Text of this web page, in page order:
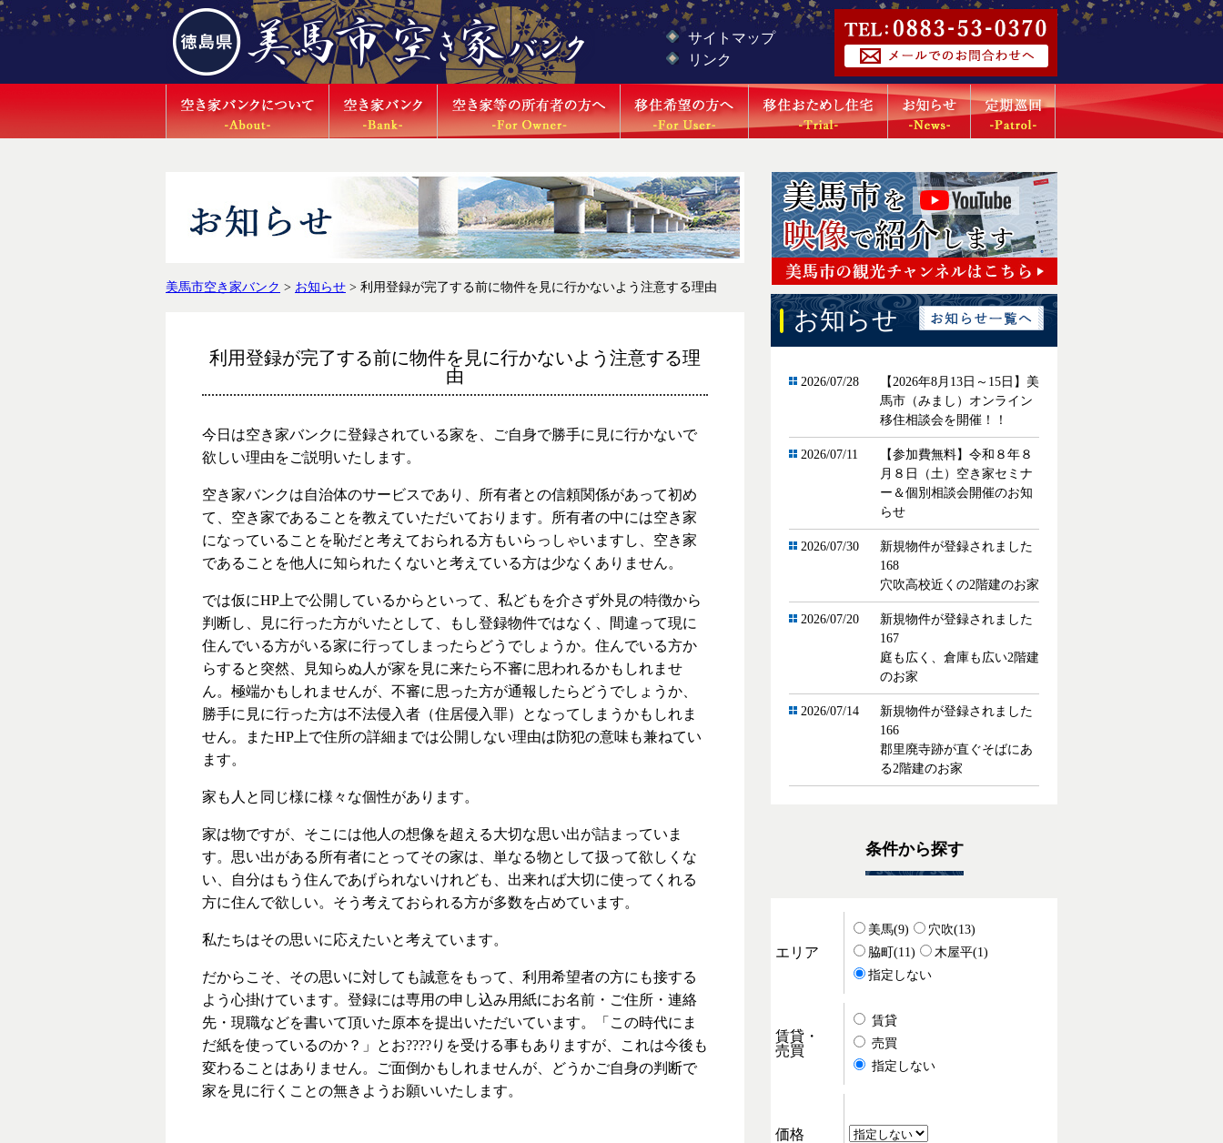
サイトマップ
リンク
美馬市空き家バンク > お知らせ > 利用登録が完了する前に物件を見に行かないよう注意する理由
利用登録が完了する前に物件を見に行かないよう注意する理
由
今日は空き家バンクに登録されている家を、ご自身で勝手に見に行かないで
欲しい理由をご説明いたします。
空き家バンクは自治体のサービスであり、所有者との信頼関係があって初め
て、空き家であることを教えていただいております。所有者の中には空き家
になっていることを恥だと考えておられる方もいらっしゃいますし、空き家
であることを他人に知られたくないと考えている方は少なくありません。
では仮にHP上で公開しているからといって、私どもを介さず外見の特徴から
判断し、見に行った方がいたとして、もし登録物件ではなく、間違って現に
住んでいる方がいる家に行ってしまったらどうでしょうか。住んでいる方か
らすると突然、見知らぬ人が家を見に来たら不審に思われるかもしれませ
ん。極端かもしれませんが、不審に思った方が通報したらどうでしょうか、
勝手に見に行った方は不法侵入者（住居侵入罪）となってしまうかもしれま
せん。またHP上で住所の詳細までは公開しない理由は防犯の意味も兼ねてい
ます。
家も人と同じ様に様々な個性があります。
家は物ですが、そこには他人の想像を超える大切な思い出が詰まっていま
す。思い出がある所有者にとってその家は、単なる物として扱って欲しくな
い、自分はもう住んであげられないけれども、出来れば大切に使ってくれる
方に住んで欲しい。そう考えておられる方が多数を占めています。
私たちはその思いに応えたいと考えています。
だからこそ、その思いに対しても誠意をもって、利用希望者の方にも接する
よう心掛けています。登録には専用の申し込み用紙にお名前・ご住所・連絡
先・現職などを書いて頂いた原本を提出いただいています。「この時代にま
だ紙を使っているのか？」とお????りを受ける事もありますが、これは今後も
変わることはありません。ご面倒かもしれませんが、どうかご自身の判断で
家を見に行くことの無きようお願いいたします。
お知らせ
2026/07/28
【2026年8月13日～15日】美
馬市（みまし）オンライン
移住相談会を開催！！
2026/07/11
【参加費無料】令和８年８
月８日（土）空き家セミナ
ー＆個別相談会開催のお知
らせ
2026/07/30
新規物件が登録されました
168
穴吹高校近くの2階建のお家
2026/07/20
新規物件が登録されました
167
庭も広く、倉庫も広い2階建
のお家
2026/07/14
新規物件が登録されました
166
郡里廃寺跡が直ぐそばにあ
る2階建のお家
条件から探す
エリア
美馬(9)
穴吹(13)
脇町(11)
木屋平(1)
指定しない
賃貸・
売買
賃貸
売買
指定しない
価格